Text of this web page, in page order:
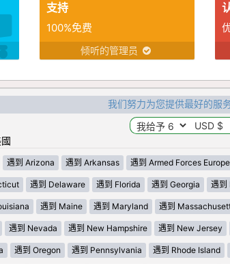
支持
100%免费
倾听的管理员
我们努力为您提供最好的服
遇到 Arizona 遇到 Arkansas 遇到 Armed Forces Europe
遇到 Delaware 遇到 Florida 遇到 Georgia 遇到
遇到 Maine 遇到 Maryland 遇到
遇到 Nevada 遇到 New Hampshire 遇到 New Jersey
遇到 Oregon 遇到 Pennsylvania 遇到 Rhode Island